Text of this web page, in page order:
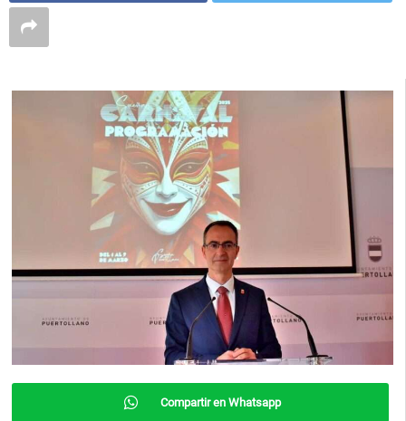
Compartir en Whatsapp